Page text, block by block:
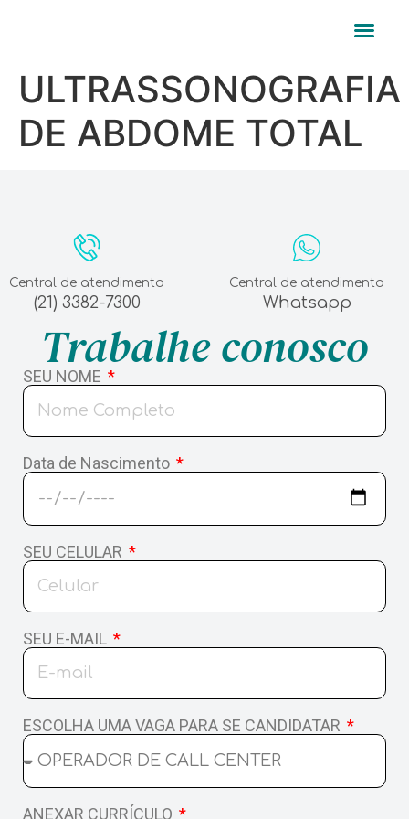
ULTRASSONOGRAFIA
DE ABDOME TOTAL
Central de atendimento
(21) 3382-7300
Central de atendimento
Whatsapp
Trabalhe conosco
SEU NOME
Data de Nascimento
SEU CELULAR
SEU E-MAIL
ESCOLHA UMA VAGA PARA SE CANDIDATAR
ANEXAR CURRÍCULO
ATENÇÃO
Estamos com problemas em nosso
número de Whatsapp e estamos com um
número temporário para atendimento:
ENTREGA DE RESULTADO